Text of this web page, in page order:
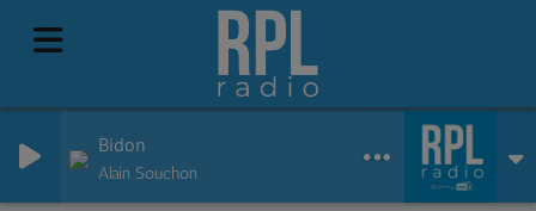
Bidon
Alain Souchon